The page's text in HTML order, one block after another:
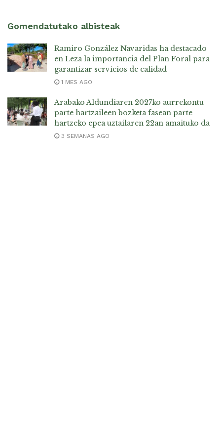
Gomendatutako albisteak
Ramiro González Navaridas ha destacado
en Leza la importancia del Plan Foral para
garantizar servicios de calidad
1 MES AGO
Arabako Aldundiaren 2027ko aurrekontu
parte hartzaileen bozketa fasean parte
hartzeko epea uztailaren 22an amaituko da
3 SEMANAS AGO